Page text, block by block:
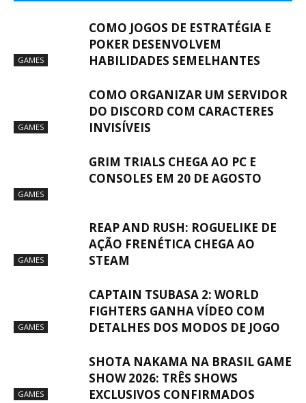
GAMES
COMO JOGOS DE ESTRATÉGIA E
POKER DESENVOLVEM
HABILIDADES SEMELHANTES
GAMES
COMO ORGANIZAR UM SERVIDOR
DO DISCORD COM CARACTERES
INVISÍVEIS
GAMES
GRIM TRIALS CHEGA AO PC E
CONSOLES EM 20 DE AGOSTO
GAMES
REAP AND RUSH: ROGUELIKE DE
AÇÃO FRENÉTICA CHEGA AO
STEAM
GAMES
CAPTAIN TSUBASA 2: WORLD
FIGHTERS GANHA VÍDEO COM
DETALHES DOS MODOS DE JOGO
GAMES
SHOTA NAKAMA NA BRASIL GAME
SHOW 2026: TRÊS SHOWS
EXCLUSIVOS CONFIRMADOS